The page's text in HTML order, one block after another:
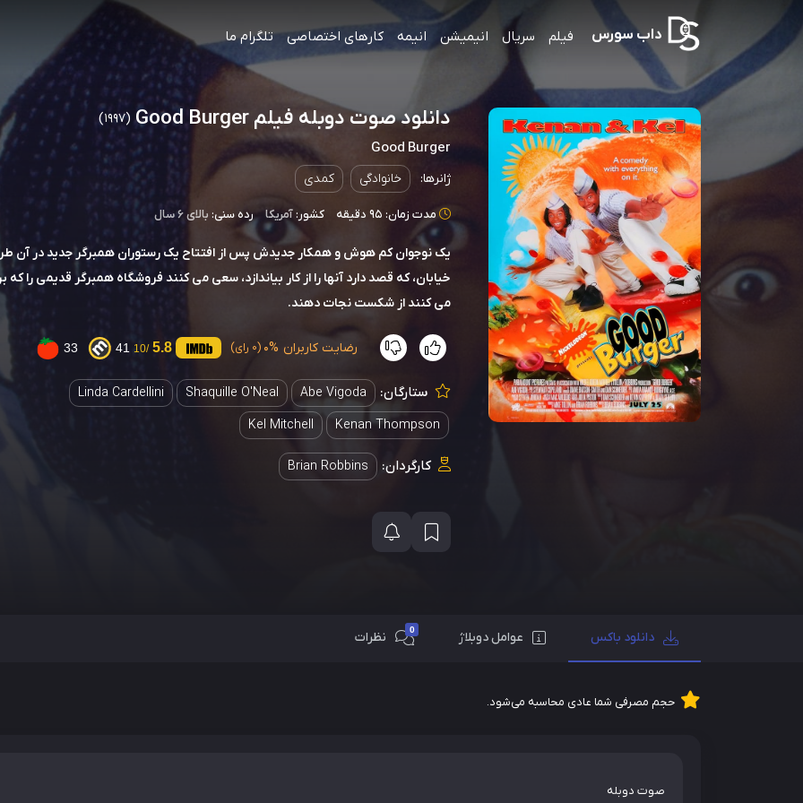
داب سورس فیلم سریال انیمیشن انیمه کارهای اختصاصی تلگرام ما
دانلود صوت دوبله فیلم Good Burger (1997)
Good Burger
ژانرها: خانوادگی کمدی
مدت زمان: 95 دقیقه کشور:آمریکا رده سنی: بالای ۶ سال
یک نوجوان کم هوش و همکار جدیدش پس از افتتاح یک رستوران همبرگر جدید در آن
خیابان، که قصد دارد آنها را از کار بیاندازد، سعی می کنند فروشگاه همبرگر قدیمی را که
می کنند از شکست نجات دهند.
رضایت کاربران 0% (0 رای) 5.8
/10
41
33
ستارگان: Abe Vigoda
Shaquille O'Neal
Linda Cardellini
Kenan Thompson
Kel Mitchell
کارگردان: Brian Robbins
دانلود باکس عوامل دوبلاژ 0 نظرات
حجم مصرفی شما عادی محاسبه می‌شود.
صوت دوبله